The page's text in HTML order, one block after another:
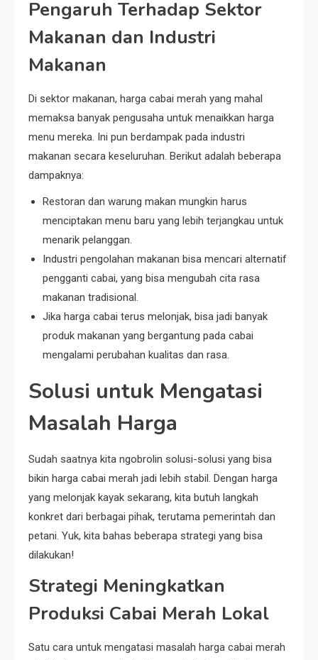
Pengaruh Terhadap Sektor
Makanan dan Industri
Makanan
Di sektor makanan, harga cabai merah yang mahal
memaksa banyak pengusaha untuk menaikkan harga
menu mereka. Ini pun berdampak pada industri
makanan secara keseluruhan. Berikut adalah beberapa
dampaknya:
Restoran dan warung makan mungkin harus
menciptakan menu baru yang lebih terjangkau untuk
menarik pelanggan.
Industri pengolahan makanan bisa mencari alternatif
pengganti cabai, yang bisa mengubah cita rasa
makanan tradisional.
Jika harga cabai terus melonjak, bisa jadi banyak
produk makanan yang bergantung pada cabai
mengalami perubahan kualitas dan rasa.
Solusi untuk Mengatasi
Masalah Harga
Sudah saatnya kita ngobrolin solusi-solusi yang bisa
bikin harga cabai merah jadi lebih stabil. Dengan harga
yang melonjak kayak sekarang, kita butuh langkah
konkret dari berbagai pihak, terutama pemerintah dan
petani. Yuk, kita bahas beberapa strategi yang bisa
dilakukan!
Strategi Meningkatkan
Produksi Cabai Merah Lokal
Satu cara untuk mengatasi masalah harga cabai merah